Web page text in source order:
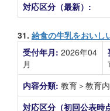
対応区分（最新）:
31. 給食の牛乳をおいし
受付年月: 2026年04
月
内容分類: 教育＞教育
対応区分（初回公表時